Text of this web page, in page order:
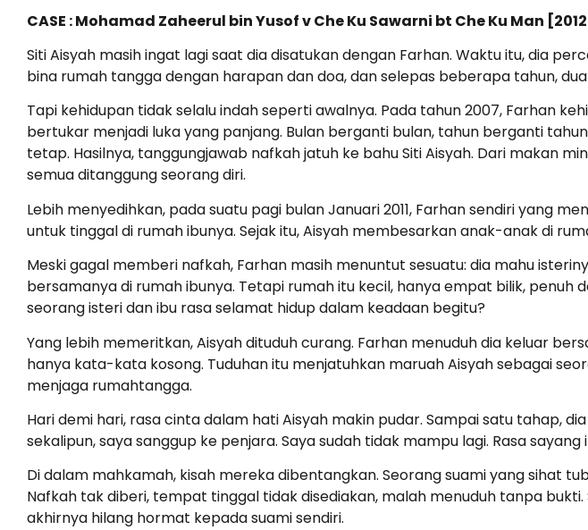
CASE : Mohamad Zaheerul bin Yusof v Che Ku Sawarni bt Che Ku Man
Siti Aisyah masih ingat lagi saat dia disatukan dengan Farhan. Waktu itu, dia
bina rumah tangga dengan harapan dan doa, dan selepas beberapa tahun,
Tapi kehidupan tidak selalu indah seperti awalnya. Pada tahun 2007, Farhan
bertukar menjadi luka yang panjang. Bulan berganti bulan, tahun berganti
tetap. Hasilnya, tanggungjawab nafkah jatuh ke bahu Siti Aisyah. Dari makan
semua ditanggung seorang diri.
Lebih menyedihkan, pada suatu pagi bulan Januari 2011, Farhan sendiri yang
untuk tinggal di rumah ibunya. Sejak itu, Aisyah membesarkan anak-anak di
Meski gagal memberi nafkah, Farhan masih menuntut sesuatu: dia mahu
bersamanya di rumah ibunya. Tetapi rumah itu kecil, hanya empat bilik, penuh
seorang isteri dan ibu rasa selamat hidup dalam keadaan begitu?
Yang lebih memeritkan, Aisyah dituduh curang. Farhan menuduh dia keluar
hanya kata-kata kosong. Tuduhan itu menjatuhkan maruah Aisyah sebagai
menjaga rumahtangga.
Hari demi hari, rasa cinta dalam hati Aisyah makin pudar. Sampai satu tahap,
sekalipun, saya sanggup ke penjara. Saya sudah tidak mampu lagi. Rasa sayang
Di dalam mahkamah, kisah mereka dibentangkan. Seorang suami yang sihat
Nafkah tak diberi, tempat tinggal tidak disediakan, malah menuduh tanpa
akhirnya hilang hormat kepada suami sendiri.